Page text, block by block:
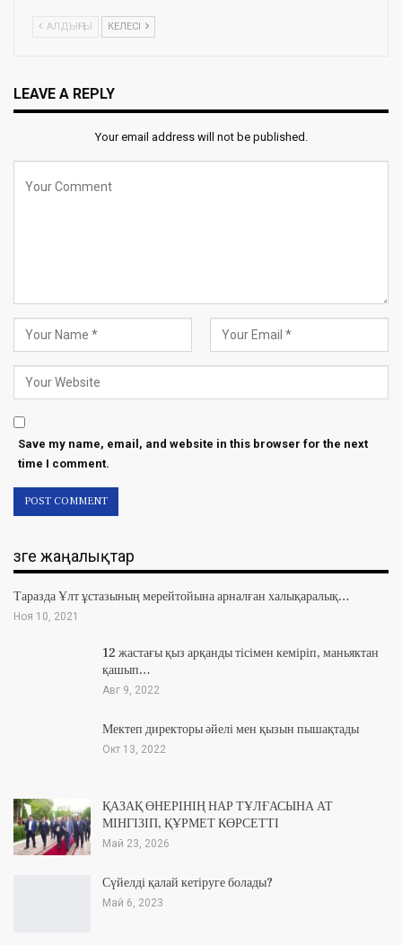
АЛДЫҢҒЫ КЕЛЕСІ
LEAVE A REPLY
Your email address will not be published.
Save my name, email, and website in this browser for the next
time I comment.
Өзге жаңалықтар
Таразда Ұлт ұстазының мерейтойына арналған халықаралық…
Ноя 10, 2021
12 жастағы қыз арқанды тісімен кеміріп, маньяктан
қашып…
Авг 9, 2022
Мектеп директоры әйелі мен қызын пышақтады
Окт 13, 2022
ҚАЗАҚ ӨНЕРІНІҢ НАР ТҰЛҒАСЫНА АТ
МІНГІЗІП, ҚҰРМЕТ КӨРСЕТТІ
Май 23, 2026
Сүйелді қалай кетіруге болады?
Май 6, 2023